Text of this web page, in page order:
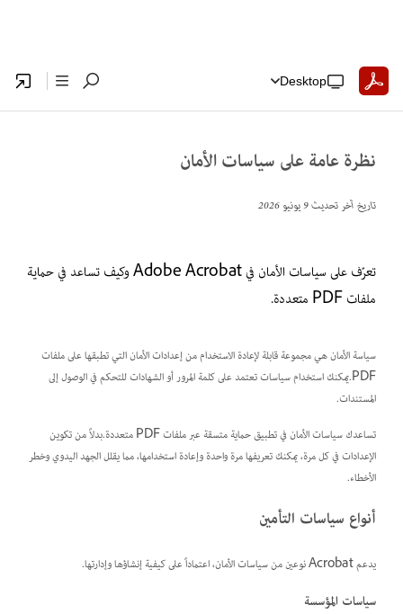
Desktop
نظرة عامة على سياسات الأمان
تاريخ آخر تحديث9 يونيو 2026
تعرّف على سياسات الأمان في Adobe Acrobat وكيف تساعد في حماية
ملفات PDF متعددة.
سياسة الأمان هي مجموعة قابلة لإعادة الاستخدام من إعدادات الأمان التي تطبقها على ملفات
PDF.يمكنك استخدام سياسات تعتمد على كلمة المرور أو الشهادات للتحكم في الوصول إلى
المستندات.
تساعدك سياسات الأمان في تطبيق حماية متسقة عبر ملفات PDF متعددة.بدلاً من تكوين
الإعدادات في كل مرة، يمكنك تعريفها مرة واحدة وإعادة استخدامها، مما يقلل الجهد اليدوي وخطر
الأخطاء.
أنواع سياسات التأمين
يدعم Acrobat نوعين من سياسات الأمان، اعتماداً على كيفية إنشاؤها وإدارتها.
سياسات المؤسسة